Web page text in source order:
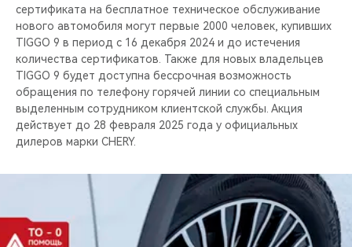
сертификата на бесплатное техническое обслуживание
нового автомобиля могут первые 2000 человек, купивших
TIGGO 9 в период с 16 декабря 2024 и до истечения
количества сертификатов. Также для новых владельцев
TIGGO 9 будет доступна бессрочная возможность
обращения по телефону горячей линии со специальным
выделенным сотрудником клиентской службы. Акция
действует до 28 февраля 2025 года у официальных
дилеров марки CHERY.